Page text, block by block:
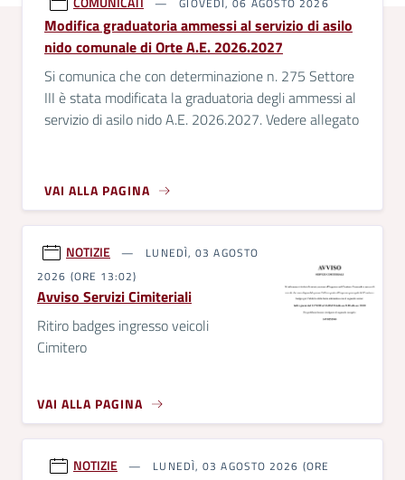
Modifica graduatoria ammessi al servizio di asilo
nido comunale di Orte A.E. 2026.2027
Si comunica che con determinazione n. 275 Settore
III è stata modificata la graduatoria degli ammessi al
servizio di asilo nido A.E. 2026.2027. Vedere allegato
VAI ALLA PAGINA
NOTIZIE
LUNEDÌ, 03 AGOSTO
2026 (ORE 13:02)
Avviso Servizi Cimiteriali
Ritiro badges ingresso veicoli
Cimitero
VAI ALLA PAGINA
NOTIZIE
LUNEDÌ, 03 AGOSTO 2026 (ORE